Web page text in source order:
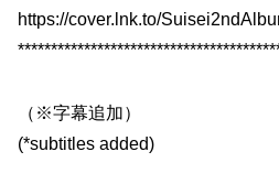
https://cover.lnk.to/
（※字幕追加）
(*subtitles added)